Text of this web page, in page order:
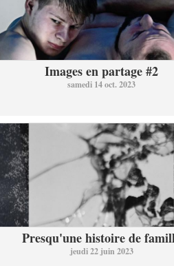
Images en partage #2
samedi 14 oct. 2023
Presqu'une histoire de
jeudi 22 juin 2023